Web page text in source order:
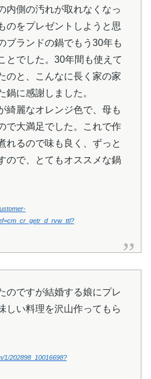
内側の汚れが取れなくなっ
のをプレゼントしようと思
ブランドの鍋でもう30年も
とでした。30年間も使えて
のと、こんなに長く家の家
鍋に感謝しました。
綺麗なオレンジ色で、母も
で大満足でした。これで作
れるので味も良く、ずっと
ので、とてもオススメな鍋
のですが結婚する娘にプレ
しい料理を沢山作ってもら
1/202898_10016698?